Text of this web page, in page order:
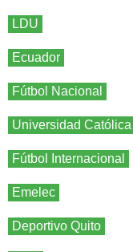
LDU
Ecuador
Fútbol Nacional
Universidad Católica
Fútbol Internacional
Emelec
Deportivo Quito